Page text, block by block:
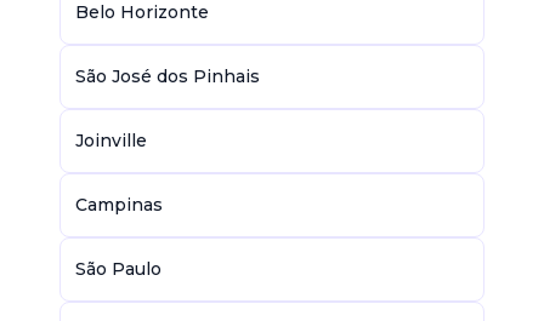
Belo Horizonte
São José dos Pinhais
Joinville
Campinas
São Paulo